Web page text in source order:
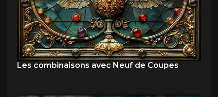
Les combinaisons avec Neuf de Coupes